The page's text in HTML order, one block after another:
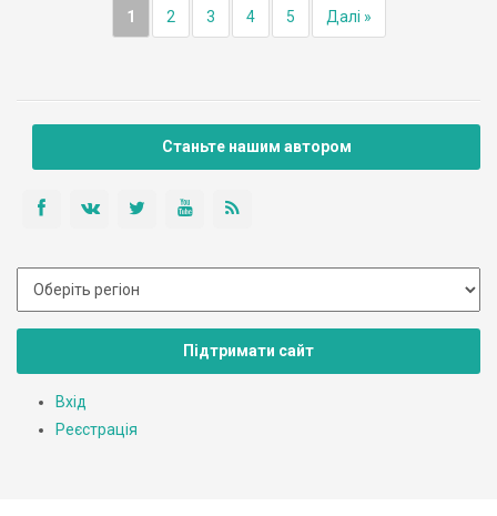
1 2 3 4 5 Далі »
Станьте нашим автором
Підтримати сайт
Вхід
Реєстрація